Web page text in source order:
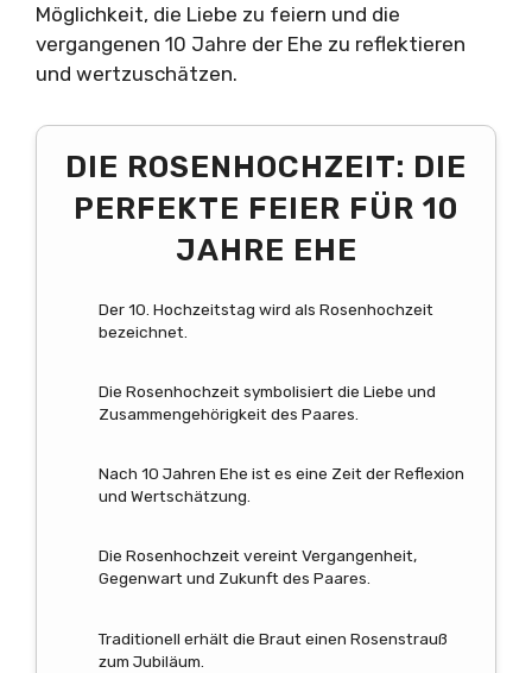
Möglichkeit, die Liebe zu feiern und die
vergangenen 10 Jahre der Ehe zu reflektieren
und wertzuschätzen.
DIE ROSENHOCHZEIT: DIE
PERFEKTE FEIER FÜR 10
JAHRE EHE
Der 10. Hochzeitstag wird als Rosenhochzeit
bezeichnet.
Die Rosenhochzeit symbolisiert die Liebe und
Zusammengehörigkeit des Paares.
Nach 10 Jahren Ehe ist es eine Zeit der Reflexion
und Wertschätzung.
Die Rosenhochzeit vereint Vergangenheit,
Gegenwart und Zukunft des Paares.
Traditionell erhält die Braut einen Rosenstrauß
zum Jubiläum.